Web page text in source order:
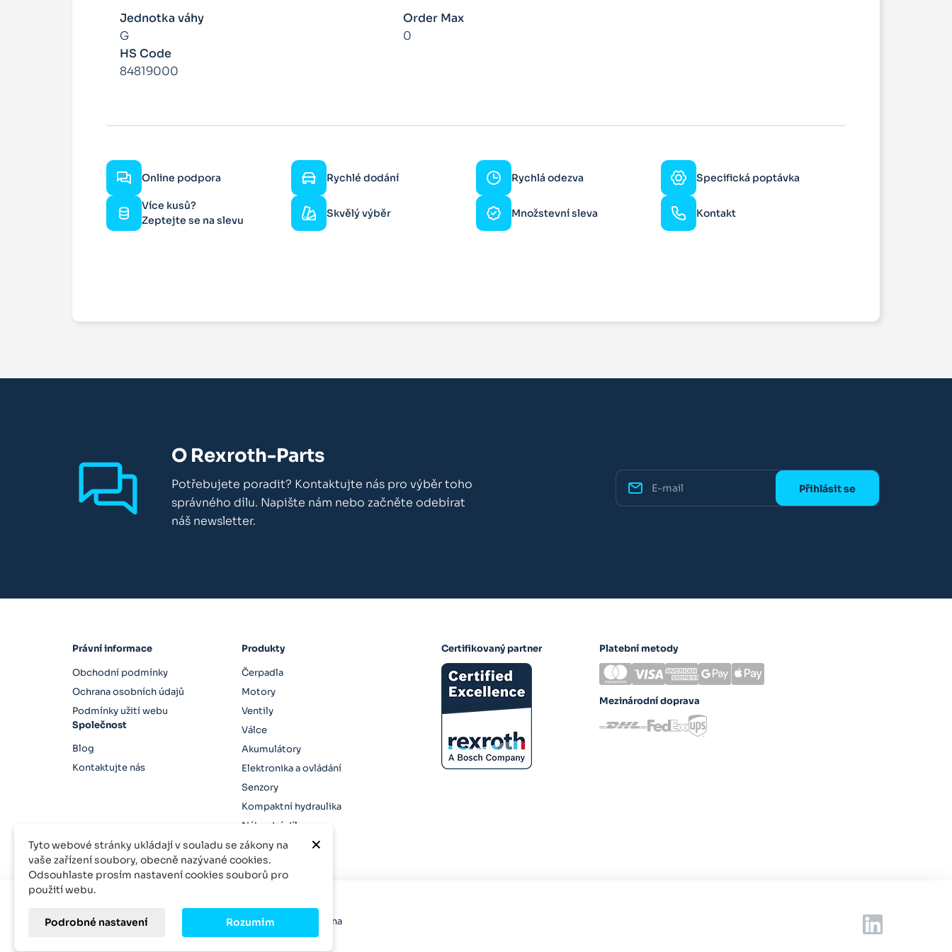
Jednotka váhy
G
Order Max
0
HS Code
84819000
Online podpora Rychlé dodání Rychlá odezva Specifická poptávka
Více kusů?
Zeptejte se na slevu
Skvělý výběr Množstevní sleva Kontakt
O Rexroth-Parts
Potřebujete poradit? Kontaktujte nás pro výběr toho
správného dílu. Napište nám nebo začněte odebírat
náš newsletter.
Právní informace
Obchodní podmínky
Ochrana osobních údajů
Podmínky užití webu
Společnost
Blog
Kontaktujte nás
Produkty
Čerpadla
Motory
Ventily
Válce
Akumulátory
Elektronika a ovládání
Senzory
Kompaktní hydraulika
Náhradní díly
Certifikovaný partner Platební metody
Mezinárodní doprava
© 2026 Rexroth-Parts, inodo s.r.o. Všechna práva vyhrazena
×
Tyto webové stránky ukládají v souladu se zákony na
vaše zařízení soubory, obecně nazývané cookies.
Odsouhlaste prosím nastavení cookies souborů pro
použití webu.
Podrobné nastavení Rozumím